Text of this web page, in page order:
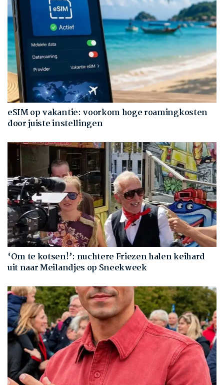
eSIM op vakantie: voorkom hoge roamingkosten
door juiste instellingen
‘Om te kotsen!’: nuchtere Friezen halen keihard
uit naar Meilandjes op Sneekweek